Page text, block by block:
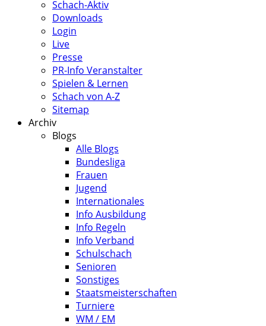
Schach-Aktiv
Downloads
Login
Live
Presse
PR-Info Veranstalter
Spielen & Lernen
Schach von A-Z
Sitemap
Archiv
Blogs
Alle Blogs
Bundesliga
Frauen
Jugend
Internationales
Info Ausbildung
Info Regeln
Info Verband
Schulschach
Senioren
Sonstiges
Staatsmeisterschaften
Turniere
WM / EM